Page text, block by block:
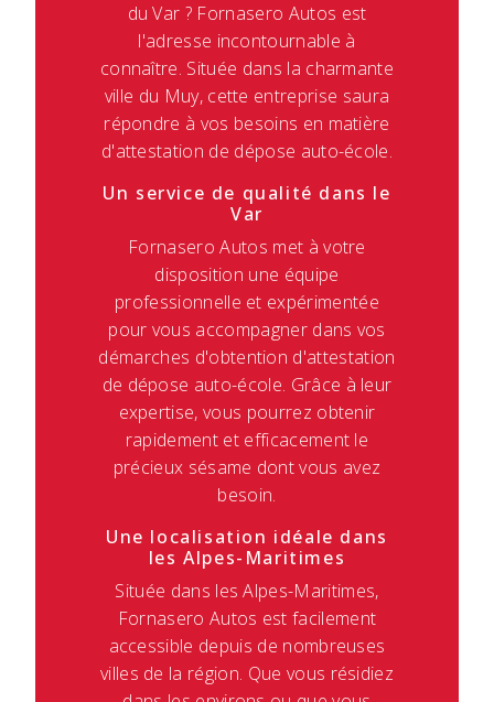
du Var ? Fornasero Autos est
l'adresse incontournable à
connaître. Située dans la charmante
ville du Muy, cette entreprise saura
répondre à vos besoins en matière
d'attestation de dépose auto-école.
Un service de qualité dans le
Var
Fornasero Autos met à votre
disposition une équipe
professionnelle et expérimentée
pour vous accompagner dans vos
démarches d'obtention d'attestation
de dépose auto-école. Grâce à leur
expertise, vous pourrez obtenir
rapidement et efficacement le
précieux sésame dont vous avez
besoin.
Une localisation idéale dans
les Alpes-Maritimes
Située dans les Alpes-Maritimes,
Fornasero Autos est facilement
accessible depuis de nombreuses
villes de la région. Que vous résidiez